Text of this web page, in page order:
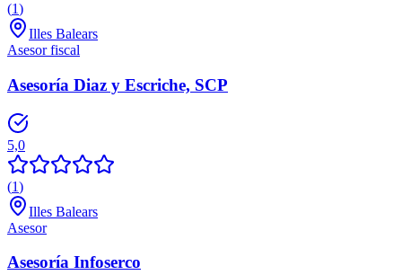
(1)
Illes Balears
Asesor fiscal
Asesoría Diaz y Escriche, SCP
5,0
(1)
Illes Balears
Asesor
Asesoría Infoserco